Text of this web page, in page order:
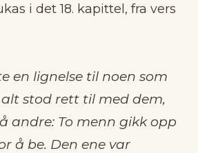
i det 18. kapittel, fra vers
en lignelse til noen som
stod rett til med dem,
andre: To menn gikk opp
å be. Den ene var